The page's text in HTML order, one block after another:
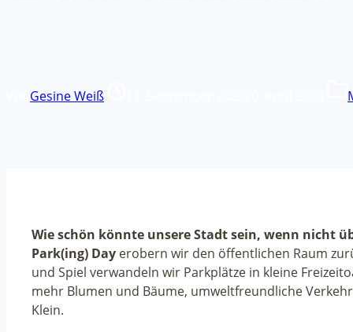
Gesine Weiß
Wie schön könnte unsere Stadt sein, wenn nicht
Park(ing) Day erobern wir den öffentlichen Raum
und Spiel verwandeln wir Parkplätze in kleine
mehr Blumen und Bäume, umweltfreundliche
Klein.